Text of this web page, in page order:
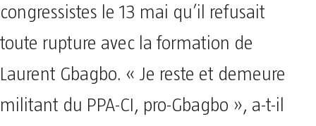
congressistes le 13 mai qu’il refusait
toute rupture avec la formation de
Laurent Gbagbo. « Je reste et demeure
militant du PPA-CI, pro-Gbagbo », a-t-il